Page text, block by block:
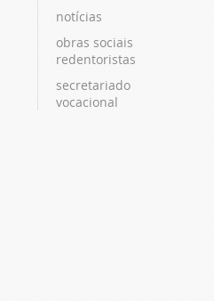
notícias
obras sociais
redentoristas
secretariado
vocacional